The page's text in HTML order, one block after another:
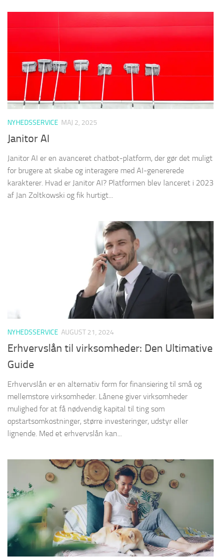
NYHEDSSERVICE MAJ 2, 2025
Janitor AI
Janitor AI er en avanceret chatbot-platform, der gør det muligt
for brugere at skabe og interagere med AI-genererede
karakterer. Hvad er Janitor AI? Platformen blev lanceret i 2023
af Jan Zoltkowski og fik hurtigt...
NYHEDSSERVICE AUGUST 21, 2024
Erhvervslån til virksomheder: Den Ultimative
Guide
Erhvervslån er en alternativ form for finansiering til små og
mellemstore virksomheder. Lånene giver virksomheder
mulighed for at få nødvendig kapital til ting som
opstartsomkostninger, større investeringer, udstyr eller
lignende. Med et erhvervslån kan...